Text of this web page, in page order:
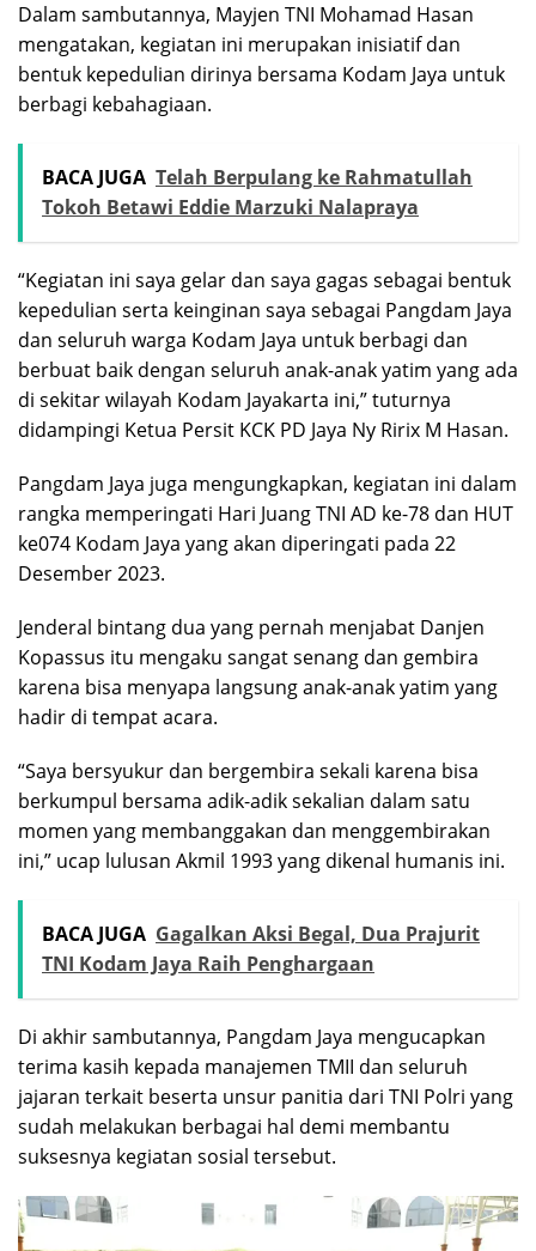
Dalam sambutannya, Mayjen TNI Mohamad Hasan
mengatakan, kegiatan ini merupakan inisiatif dan
bentuk kepedulian dirinya bersama Kodam Jaya untuk
berbagi kebahagiaan.
BACA JUGA Telah Berpulang ke Rahmatullah
Tokoh Betawi Eddie Marzuki Nalapraya
“Kegiatan ini saya gelar dan saya gagas sebagai bentuk
kepedulian serta keinginan saya sebagai Pangdam Jaya
dan seluruh warga Kodam Jaya untuk berbagi dan
berbuat baik dengan seluruh anak-anak yatim yang ada
di sekitar wilayah Kodam Jayakarta ini,” tuturnya
didampingi Ketua Persit KCK PD Jaya Ny Ririx M Hasan.
Pangdam Jaya juga mengungkapkan, kegiatan ini dalam
rangka memperingati Hari Juang TNI AD ke-78 dan HUT
ke074 Kodam Jaya yang akan diperingati pada 22
Desember 2023.
Jenderal bintang dua yang pernah menjabat Danjen
Kopassus itu mengaku sangat senang dan gembira
karena bisa menyapa langsung anak-anak yatim yang
hadir di tempat acara.
“Saya bersyukur dan bergembira sekali karena bisa
berkumpul bersama adik-adik sekalian dalam satu
momen yang membanggakan dan menggembirakan
ini,” ucap lulusan Akmil 1993 yang dikenal humanis ini.
BACA JUGA Gagalkan Aksi Begal, Dua Prajurit
TNI Kodam Jaya Raih Penghargaan
Di akhir sambutannya, Pangdam Jaya mengucapkan
terima kasih kepada manajemen TMII dan seluruh
jajaran terkait beserta unsur panitia dari TNI Polri yang
sudah melakukan berbagai hal demi membantu
suksesnya kegiatan sosial tersebut.